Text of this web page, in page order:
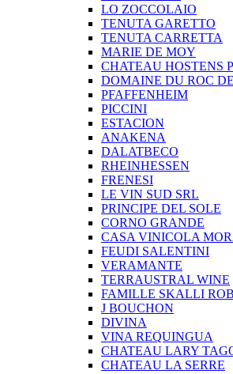
LO ZOCCOLAIO
TENUTA GARETTO
TENUTA CARRETTA
MARIE DE MOY
CHATEAU HOSTENS
DOMAINE DU ROC
PFAFFENHEIM
PICCINI
ESTACION
ANAKENA
DALATBECO
RHEINHESSEN
FRENESI
LE VIN SUD SRL
PRINCIPE DEL SOLE
CORNO GRANDE
CASA VINICOLA
FEUDI SALENTINI
VERAMANTE
TERRAUSTRAL WINE
FAMILLE SKALLI
J BOUCHON
DIVINA
VINA REQUINGUA
CHATEAU LARY
CHATEAU LA SERRE